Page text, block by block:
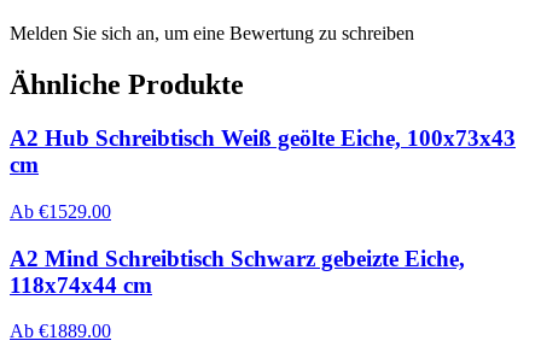
Melden Sie sich an, um eine Bewertung zu schreiben
Ähnliche Produkte
A2 Hub Schreibtisch Weiß geölte Eiche, 100x73x43
cm
Ab €1529.00
A2 Mind Schreibtisch Schwarz gebeizte Eiche,
118x74x44 cm
Ab €1889.00